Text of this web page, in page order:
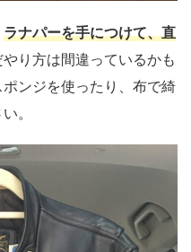
ラナパーを手につけて、直
やり方は間違っているかも
ンジを使ったり、布で綺
。